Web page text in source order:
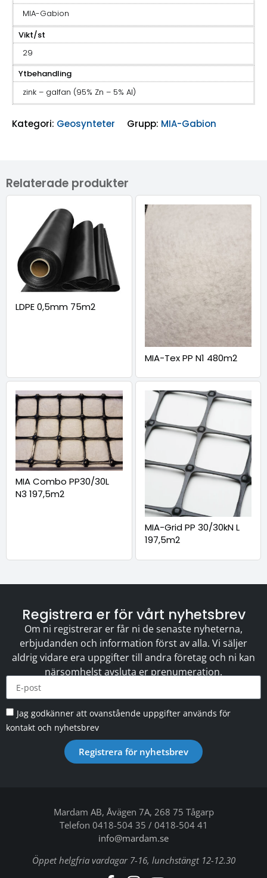
MIA-Gabion
Vikt/st
29
Ytbehandling
zink – galfan (95% Zn – 5% Al)
Kategori: Geosynteter Grupp: MIA-Gabion
Relaterade produkter
LDPE 0,5mm 75m2
MIA-Tex PP N1 480m2
MIA Combo PP30/30L
N3 197,5m2
MIA-Grid PP 30/30kN L
197,5m2
Registrera er för vårt nyhetsbrev
Om ni registrerar er får ni de senaste nyheterna,
erbjudanden och information först av alla. Vi säljer
aldrig vidare era uppgifter till andra företag och ni kan
närsomhelst avsluta er prenumeration.
Jag godkänner att ovanstående uppgifter används för
kontakt och nyhetsbrev
Registrera för nyhetsbrev
Mardam AB, Åvägen 7A, 268 75 Tågarp
Telefon 0418-504 35 / 0418-504 41
info@mardam.se
Öppet helgfria vardagar 7-16, lunchstängt 12-12.30